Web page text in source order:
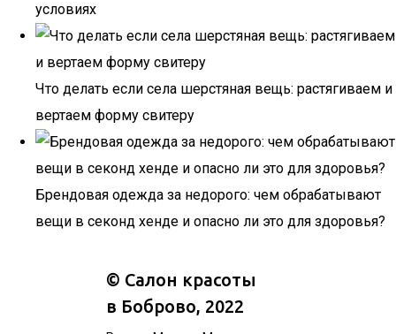
условиях
Что делать если села шерстяная вещь: растягиваем и
вертаем форму свитеру
Брендовая одежда за недорого: чем обрабатывают
вещи в секонд хенде и опасно ли это для здоровья?
© Салон красоты
в Боброво, 2022